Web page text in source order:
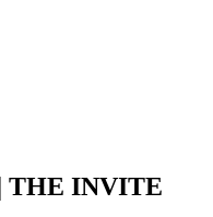
| THE INVITE